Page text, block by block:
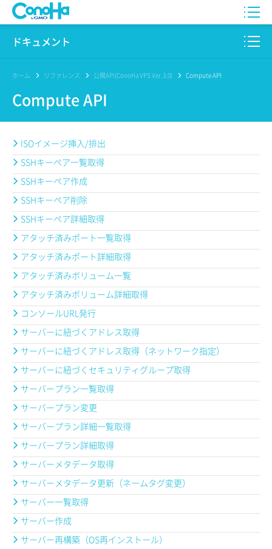
WING
for GAME
Pencil
サービス一覧
サポート
ログイン
ドキュメント
このサイトについて
プロダクト
リリースノート
ホーム リファレンス 公開API(ConoHa VPS Ver.3.0) Compute API
Compute API
ISOイメージ挿入/排出
SSHキーペア一覧取得
SSHキーペア作成
SSHキーペア削除
SSHキーペア詳細取得
アタッチ済みポート一覧取得
アタッチ済みポート詳細取得
アタッチ済みボリューム一覧
アタッチ済みボリューム詳細取得
コンソールURL発行
サーバーに紐づくアドレス取得
サーバーに紐づくアドレス取得（ネットワーク指定）
サーバーに紐づくセキュリティグループ取得
サーバープラン一覧取得
サーバープラン変更
サーバープラン詳細一覧取得
サーバープラン詳細取得
サーバーメタデータ取得
サーバーメタデータ更新（ネームタグ変更）
サーバー一覧取得
サーバー作成
サーバー再構築（OS再インストール）